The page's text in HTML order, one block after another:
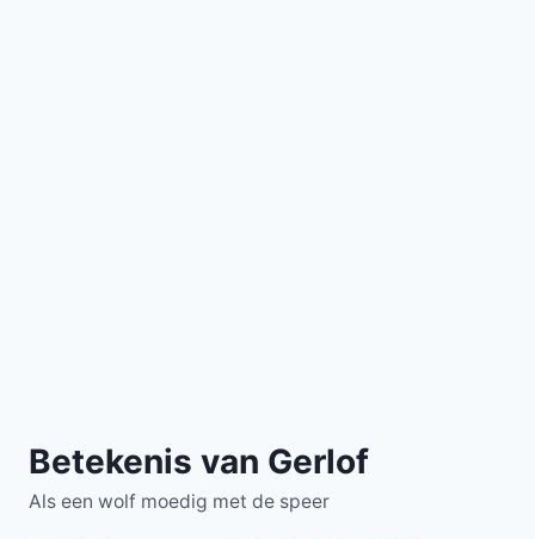
Betekenis van Gerlof
Als een wolf moedig met de speer